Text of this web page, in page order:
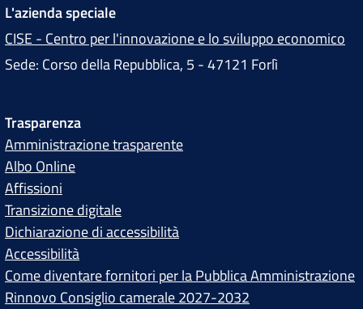
L'azienda speciale
CISE - Centro per l'innovazione e lo sviluppo economico
Sede: Corso della Repubblica, 5 - 47121 Forlì
Trasparenza
Amministrazione trasparente
Albo Online
Affissioni
Transizione digitale
Dichiarazione di accessibilità
Accessibilità
Come diventare fornitori per la Pubblica Amministrazione
Rinnovo Consiglio camerale 2027-2032